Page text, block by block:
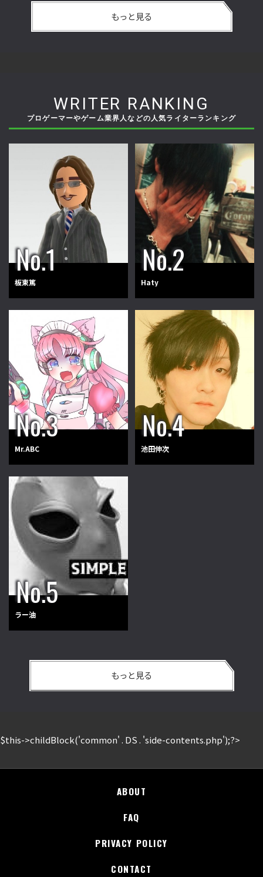
もっと見る
WRITER RANKING
プロゲーマーやゲーム業界人などの人気ライターランキング
板東篤 Haty
Mr.ABC 池田伸次
ラー油
もっと見る
$this->childBlock('common' . DS . 'side-contents.php');?>
ABOUT
FAQ
PRIVACY POLICY
CONTACT